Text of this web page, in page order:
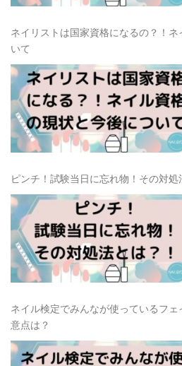
ネイリストは国家資格になるの？！
いて
ピンチ！試験当日に忘れ物！その対処
ネイル検定でみんなが使っているフ
意点は？